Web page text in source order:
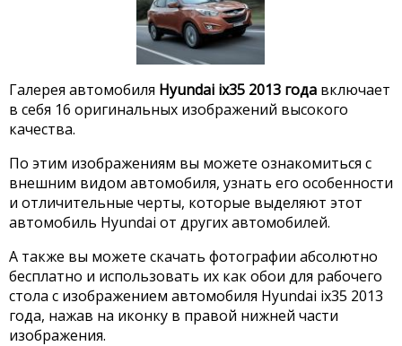
Галерея автомобиля Hyundai ix35 2013 года включает
в себя 16 оригинальных изображений высокого
качества.
По этим изображениям вы можете ознакомиться с
внешним видом автомобиля, узнать его особенности
и отличительные черты, которые выделяют этот
автомобиль Hyundai от других автомобилей.
А также вы можете скачать фотографии абсолютно
бесплатно и использовать их как обои для рабочего
стола с изображением автомобиля Hyundai ix35 2013
года, нажав на иконку в правой нижней части
изображения.